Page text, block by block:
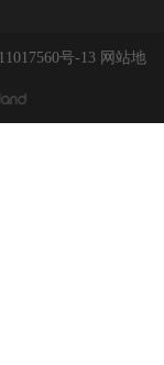
号-13 网站地